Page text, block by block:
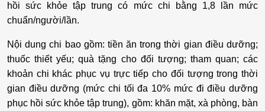
hồi sức khỏe tập trung có mức chi bằng 1,8 lần mức
chuẩn/người/lần.
Nội dung chi bao gồm: tiền ăn trong thời gian điều dưỡng;
thuốc thiết yếu; quà tặng cho đối tượng; tham quan; các
khoản chi khác phục vụ trực tiếp cho đối tượng trong thời
gian điều dưỡng (mức chi tối đa 10% mức đi điều dưỡng
phục hồi sức khỏe tập trung), gồm: khăn mặt, xà phòng, bàn